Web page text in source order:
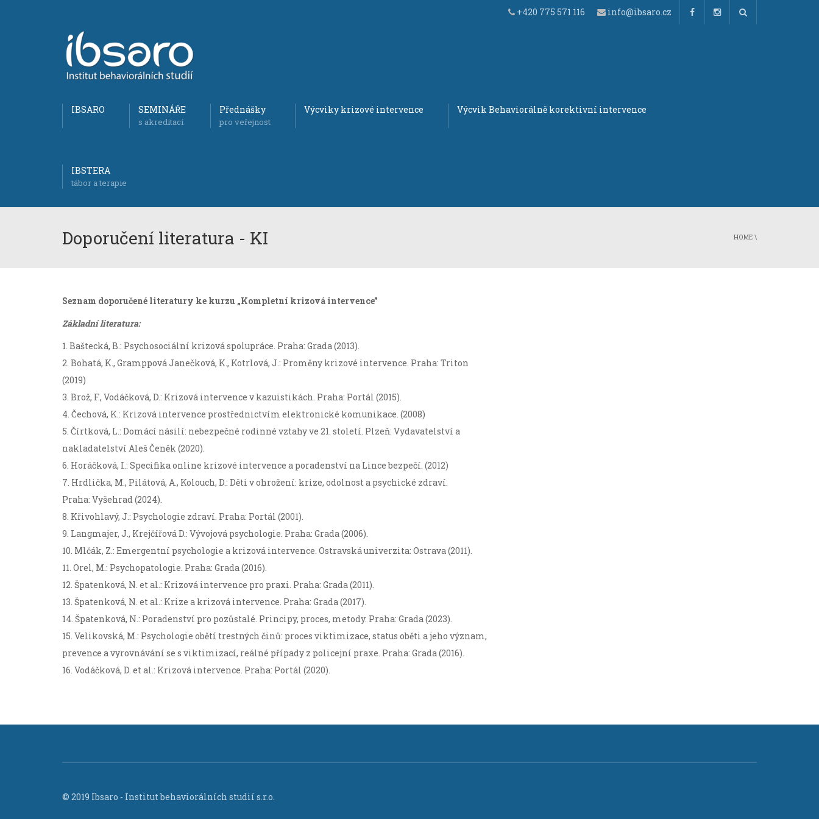
+420 775 571 116 info@ibsaro.cz
IBSARO SEMINÁŘE
s akreditací
Přednášky
pro veřejnost
Výcviky krizové intervence Výcvik Behaviorálně korektivní intervence
IBSTERA
tábor a terapie
Doporučení literatura - KI HOME \
Seznam doporučené literatury ke kurzu „Kompletní krizová intervence”
Základní literatura:
1. Baštecká, B.: Psychosociální krizová spolupráce. Praha: Grada (2013).
2. Bohatá, K., Gramppová Janečková, K., Kotrlová, J.: Proměny krizové intervence. Praha: Triton
(2019)
3. Brož, F., Vodáčková, D.: Krizová intervence v kazuistikách. Praha: Portál (2015).
4. Čechová, K.: Krizová intervence prostřednictvím elektronické komunikace. (2008)
5. Čírtková, L.: Domácí násilí: nebezpečné rodinné vztahy ve 21. století. Plzeň: Vydavatelství a
nakladatelství Aleš Čeněk (2020).
6. Horáčková, I.: Specifika online krizové intervence a poradenství na Lince bezpečí. (2012)
7. Hrdlička, M., Pilátová, A., Kolouch, D.: Děti v ohrožení: krize, odolnost a psychické zdraví.
Praha: Vyšehrad (2024).
8. Křivohlavý, J.: Psychologie zdraví. Praha: Portál (2001).
9. Langmajer, J., Krejčířová D.: Vývojová psychologie. Praha: Grada (2006).
10. Mlčák, Z.: Emergentní psychologie a krizová intervence. Ostravská univerzita: Ostrava (2011).
11. Orel, M.: Psychopatologie. Praha: Grada (2016).
12. Špatenková, N. et al.: Krizová intervence pro praxi. Praha: Grada (2011).
13. Špatenková, N. et al.: Krize a krizová intervence. Praha: Grada (2017).
14. Špatenková, N.: Poradenství pro pozůstalé. Principy, proces, metody. Praha: Grada (2023).
15. Velikovská, M.: Psychologie obětí trestných činů: proces viktimizace, status oběti a jeho význam,
prevence a vyrovnávání se s viktimizací, reálné případy z policejní praxe. Praha: Grada (2016).
16. Vodáčková, D. et al.: Krizová intervence. Praha: Portál (2020).
© 2019 Ibsaro - Institut behaviorálních studií s.r.o.